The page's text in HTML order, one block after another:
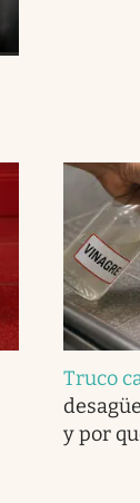
Truco
y por